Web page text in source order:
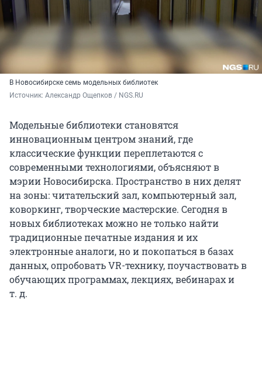
В Новосибирске семь модельных библиотек
Источник: Александр Ощепков / NGS.RU
Модельные библиотеки становятся
инновационным центром знаний, где
классические функции переплетаются с
современными технологиями, объясняют в
мэрии Новосибирска. Пространство в них делят
на зоны: читательский зал, компьютерный зал,
коворкинг, творческие мастерские. Сегодня в
новых библиотеках можно не только найти
традиционные печатные издания и их
электронные аналоги, но и покопаться в базах
данных, опробовать VR-технику, поучаствовать в
обучающих программах, лекциях, вебинарах и
т. д.